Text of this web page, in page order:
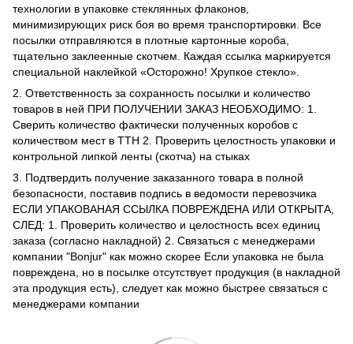
технологии в упаковке стеклянных флаконов,
минимизирующих риск боя во время транспортировки. Все
посылки отправляются в плотные картонные короба,
тщательно заклеенные скотчем. Каждая ссылка маркируется
специальной наклейкой «Осторожно! Хрупкое стекло».
2. Ответственность за сохранность посылки и количество
товаров в ней ПРИ ПОЛУЧЕНИИ ЗАКАЗ НЕОБХОДИМО: 1.
Сверить количество фактически полученных коробов с
количеством мест в ТТН 2. Проверить целостность упаковки и
контрольной липкой ленты (скотча) на стыках
3. Подтвердить получение заказанного товара в полной
безопасности, поставив подпись в ведомости перевозчика
ЕСЛИ УПАКОВАНАЯ ССЫЛКА ПОВРЕЖДЕНА ИЛИ ОТКРЫТА,
СЛЕД: 1. Проверить количество и целостность всех единиц
заказа (согласно накладной) 2. Связаться с менеджерами
компании "Bonjur" как можно скорее Если упаковка не была
повреждена, но в посылке отсутствует продукция (в накладной
эта продукция есть), следует как можно быстрее связаться с
менеджерами компании